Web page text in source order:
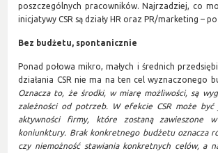
poszczególnych pracowników. Najrzadziej, co
inicjatywy CSR są działy HR oraz PR/marketing –
Bez budżetu, spontanicznie
Ponad połowa mikro, małych i średnich
działania CSR nie ma na ten cel wyznaczonego
Oznacza to, że środki, w miarę możliwości, są
zależności od potrzeb. W efekcie CSR może być
aktywności firmy, które zostaną zawieszone w
koniunktury. Brak konkretnego budżetu oznacza
czy niemożność stawiania konkretnych celów, a